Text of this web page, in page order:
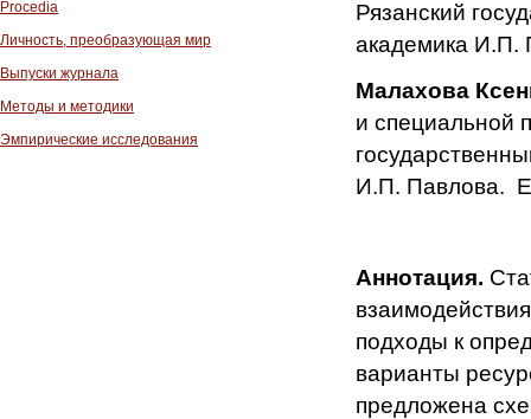
Procedia
Личность, преобразующая мир
Выпуски журнала
Методы и методики
Эмпирические исследования
Рязанский
академика И.П.
Малахова
и специальной
И.П. Павлова.
Аннотация.
подходы к
варианты
предложена